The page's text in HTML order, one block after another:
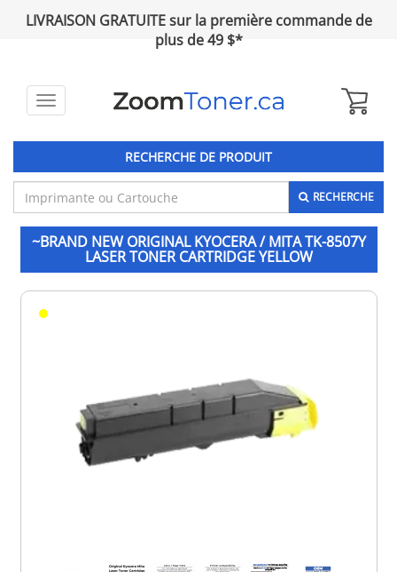
LIVRAISON GRATUITE sur la première commande de
plus de 49 $*
Toggle
RECHERCHE DE PRODUIT
RECHERCHE
~BRAND NEW ORIGINAL KYOCERA / MITA TK-8507Y
LASER TONER CARTRIDGE YELLOW